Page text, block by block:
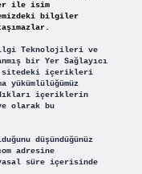
ile isim
bilgiler
Teknolojileri ve
bir Yer Sağlayıcı
sitedeki içerikleri
içeriklerin
olarak bu
düşündüğünüz
adresine
süre içerisinde